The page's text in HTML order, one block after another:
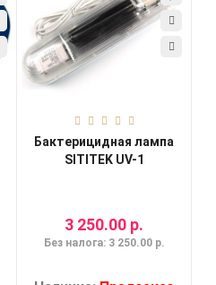
Бактерицидная лампа
SITITEK UV-1
3 250.00 р.
Без налога: 3 250.00 р.